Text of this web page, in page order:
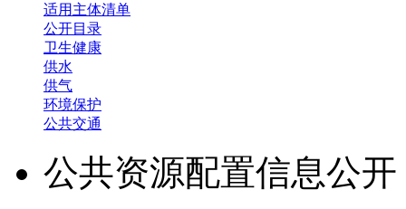
适用主体清单
公开目录
卫生健康
供水
供气
环境保护
公共交通
公共资源配置信息公